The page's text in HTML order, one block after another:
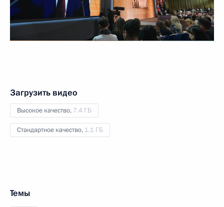
Загрузить видео
Высокое качество, 7.4 ГБ
Стандартное качество, 1.1 ГБ
Темы